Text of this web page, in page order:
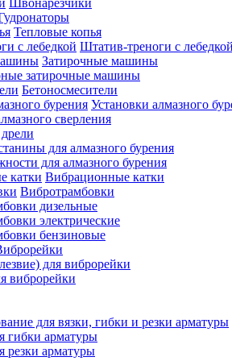
Швонарезчики
Тепловые копья
Штатив-треноги с лебедкой
Затирочные машины
затирочные машины
Бетоносмесители
Установки алмазного
сверления
для алмазного бурения
для алмазного бурения
Вибрационные катки
Вибротрамбовки
дизельные
электрические
бензиновые
для виброрейки
виброрейки
для вязки, гибки и резки арматуры
гибки арматуры
резки арматуры